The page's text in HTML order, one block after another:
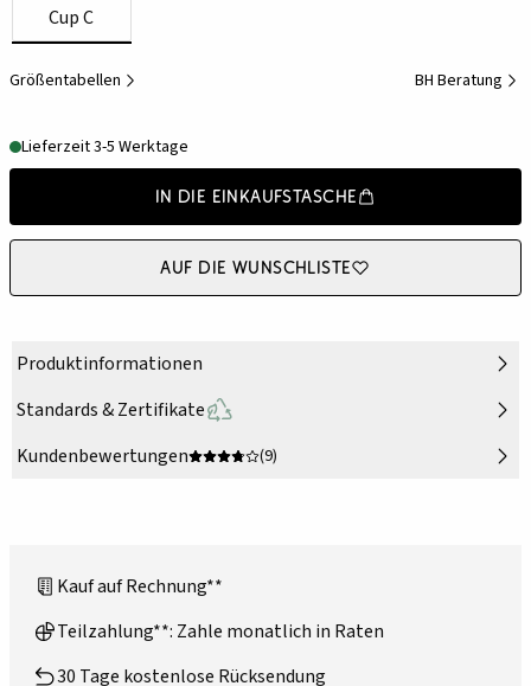
Cup C
Größentabellen BH Beratung
Lieferzeit 3-5 Werktage
In die Einkaufstasche
Auf die Wunschliste
Produktinformationen
Standards & Zertifikate
Kundenbewertungen
(9)
Kauf auf Rechnung**
Teilzahlung**: Zahle monatlich in Raten
30 Tage kostenlose Rücksendung